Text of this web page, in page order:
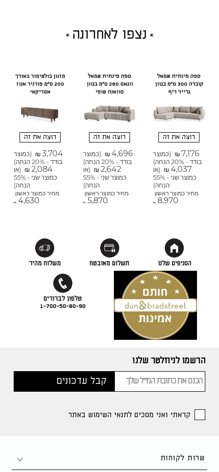
נצפו לאחרונה
ספה פינתית שמאל
קוברה 300 ס"מ בגוון
גרייז' ריף
רוצה את זה
₪ 7,176
(כמוצר
בודד - 20% הנחה)
₪ 4,037
(או
כמוצר שני - 55%
הנחה)
מחיר כמוצר ראשון
₪ 8,970
ספה פינתית שמאל
ווגאס 280 ס"מ בגוון
סוואנה טופי
רוצה את זה
₪ 4,696
(כמוצר
בודד - 20% הנחה)
₪ 2,642
(או
כמוצר שני - 55%
הנחה)
מחיר כמוצר ראשון
₪ 5,870
מזנון בולטימור באורך
200 ס"מ פורניר אגוז
אמריקאי
רוצה את זה
₪ 3,704
(כמוצר
בודד - 20% הנחה)
₪ 2,084
(או
כמוצר שני - 55%
הנחה)
מחיר כמוצר ראשון
₪ 4,630
הסניפים שלנו תשלום מאובטח משלוח מהיר
1-700-50-80-90
הרשמו לניוזלטר שלנו
קראתי ואני מסכים לתנאי השימוש באתר
שרות לקוחות